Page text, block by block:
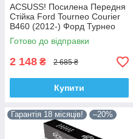
ACSUSS! Посилена Передня
Стійка Ford Tourneo Courier
B460 (2012-) Форд Турнео
Курєр Б460. Ліва. 335829 ,
3348057 Корея!
Готово до відправки
2 148 ₴ 2 685 ₴
Купити
Гарантія 18 місяців! –20%